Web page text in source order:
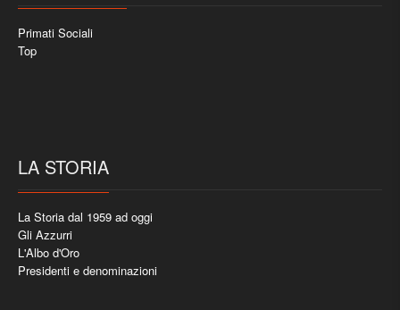
Primati Sociali
Top
LA STORIA
La Storia dal 1959 ad oggi
Gli Azzurri
L'Albo d'Oro
Presidenti e denominazioni